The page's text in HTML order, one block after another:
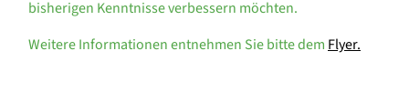
bisherigen Kenntnisse verbessern möchten.
Weitere Informationen entnehmen Sie bitte dem Flyer.